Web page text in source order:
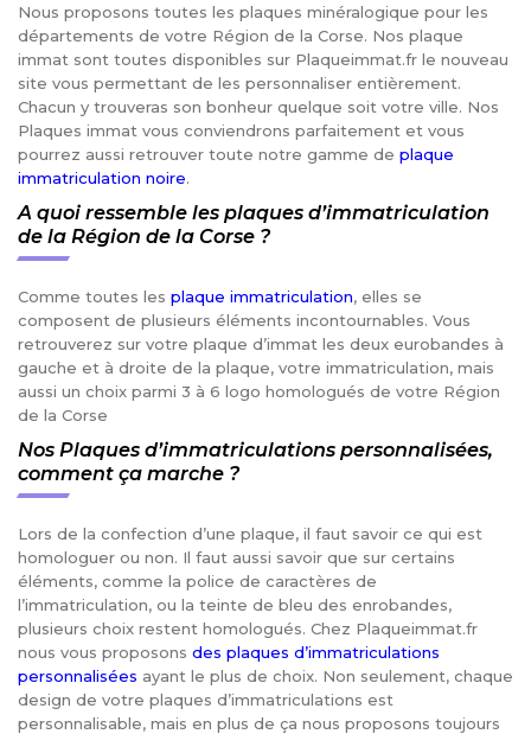
Nous proposons toutes les plaques minéralogique pour les
départements de votre Région de la Corse. Nos plaque
immat sont toutes disponibles sur Plaqueimmat.fr le nouveau
site vous permettant de les personnaliser entièrement.
Chacun y trouveras son bonheur quelque soit votre ville. Nos
Plaques immat vous conviendrons parfaitement et vous
pourrez aussi retrouver toute notre gamme de plaque
immatriculation noire.
A quoi ressemble les plaques d’immatriculation
de la Région de la Corse ?
Comme toutes les plaque immatriculation, elles se
composent de plusieurs éléments incontournables. Vous
retrouverez sur votre plaque d’immat les deux eurobandes à
gauche et à droite de la plaque, votre immatriculation, mais
aussi un choix parmi 3 à 6 logo homologués de votre Région
de la Corse
Nos Plaques d’immatriculations personnalisées,
comment ça marche ?
Lors de la confection d’une plaque, il faut savoir ce qui est
homologuer ou non. Il faut aussi savoir que sur certains
éléments, comme la police de caractères de
l’immatriculation, ou la teinte de bleu des enrobandes,
plusieurs choix restent homologués. Chez Plaqueimmat.fr
nous vous proposons des plaques d’immatriculations
personnalisées ayant le plus de choix. Non seulement, chaque
design de votre plaques d’immatriculations est
personnalisable, mais en plus de ça nous proposons toujours